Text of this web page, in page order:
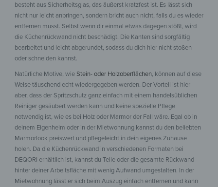
besteht aus Sicherheitsglas, das äußerst kratzfest ist. Es lässt sich
nicht nur leicht anbringen, sondern bricht auch nicht, falls du es wieder
entfernen musst. Selbst wenn dir einmal etwas dagegen stößt, wird
die Küchenrückwand nicht beschädigt. Die Kanten sind sorgfältig
bearbeitet und leicht abgerundet, sodass du dich hier nicht stoßen
oder schneiden kannst.
Natürliche Motive, wieStein- oder Holzoberflächen, können auf diese
Weise täuschend echt wiedergegeben werden. Der Vorteil ist hier
aber, dass der Spritzschutz ganz einfach mit einem handelsüblichen
Reiniger gesäubert werden kann und keine spezielle Pflege
notwendig ist, wie es bei Holz oder Marmor der Fall wäre. Egal ob in
deinem Eigenheim oder in der Mietwohnung kannst du den beliebten
Marmorlook preiswert und pflegeleicht in dein eigenes Zuhause
holen. Da die Küchenrückwand in verschiedenen Formaten bei
DEQORI erhältlich ist, kannst du Teile oder die gesamte Rückwand
hinter deiner Arbeitsfläche mit wenig Aufwand umgestalten. In der
Mietwohnung lässt er sich beim Auszug einfach entfernen und kann